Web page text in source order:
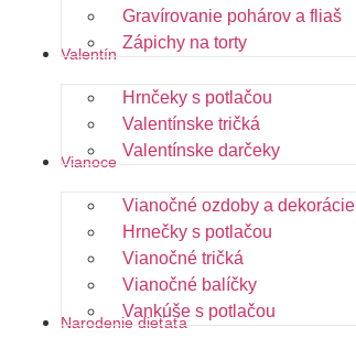
Gravírovanie pohárov a fliaš
Zápichy na torty
Valentín
Hrnčeky s potlačou
Valentínske tričká
Valentínske darčeky
Vianoce
Vianočné ozdoby a dekorácie
Hrnečky s potlačou
Vianočné tričká
Vianočné balíčky
Vankúše s potlačou
Narodenie dieťaťa